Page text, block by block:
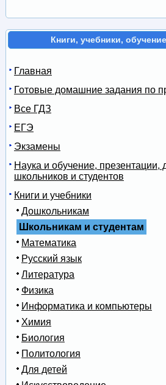
Книги, учебники,
Главная
Готовые домашние задания по
Все ГДЗ
ЕГЭ
Экзамены
Наука и обучение, презентации,
школьников и студентов
Книги и учебники
Дошкольникам
Школьникам и студентам
Математика
Русский язык
Литература
Физика
Информатика и компьютеры
Химия
Биология
Политология
Для детей